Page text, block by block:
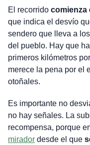
El recorrido comienza
que indica el desvío
sendero que lleva a
del pueblo. Hay que
primeros kilómetros
merece la pena por el
otoñales.
Es importante no
no hay señales. La
recompensa, porque
miradordesde el que